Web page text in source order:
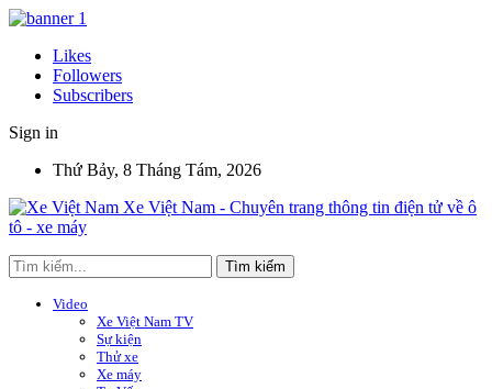
Likes
Followers
Subscribers
Sign in
Thứ Bảy, 8 Tháng Tám, 2026
Xe Việt Nam - Chuyên trang thông tin điện tử về ô
tô - xe máy
Video
Xe Việt Nam TV
Sự kiện
Thử xe
Xe máy